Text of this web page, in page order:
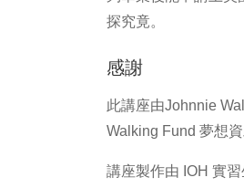
探究竟。
感謝
此講座由Johnnie
Walking Fund 夢想
講座製作由 IOH 實